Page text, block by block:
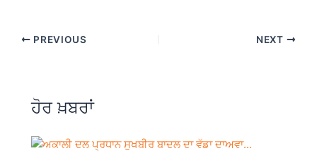
c
o
o
k
at
p
p
ar
e
PREVIOUS NEXT
ਹੋਰ ਖ਼ਬਰਾਂ